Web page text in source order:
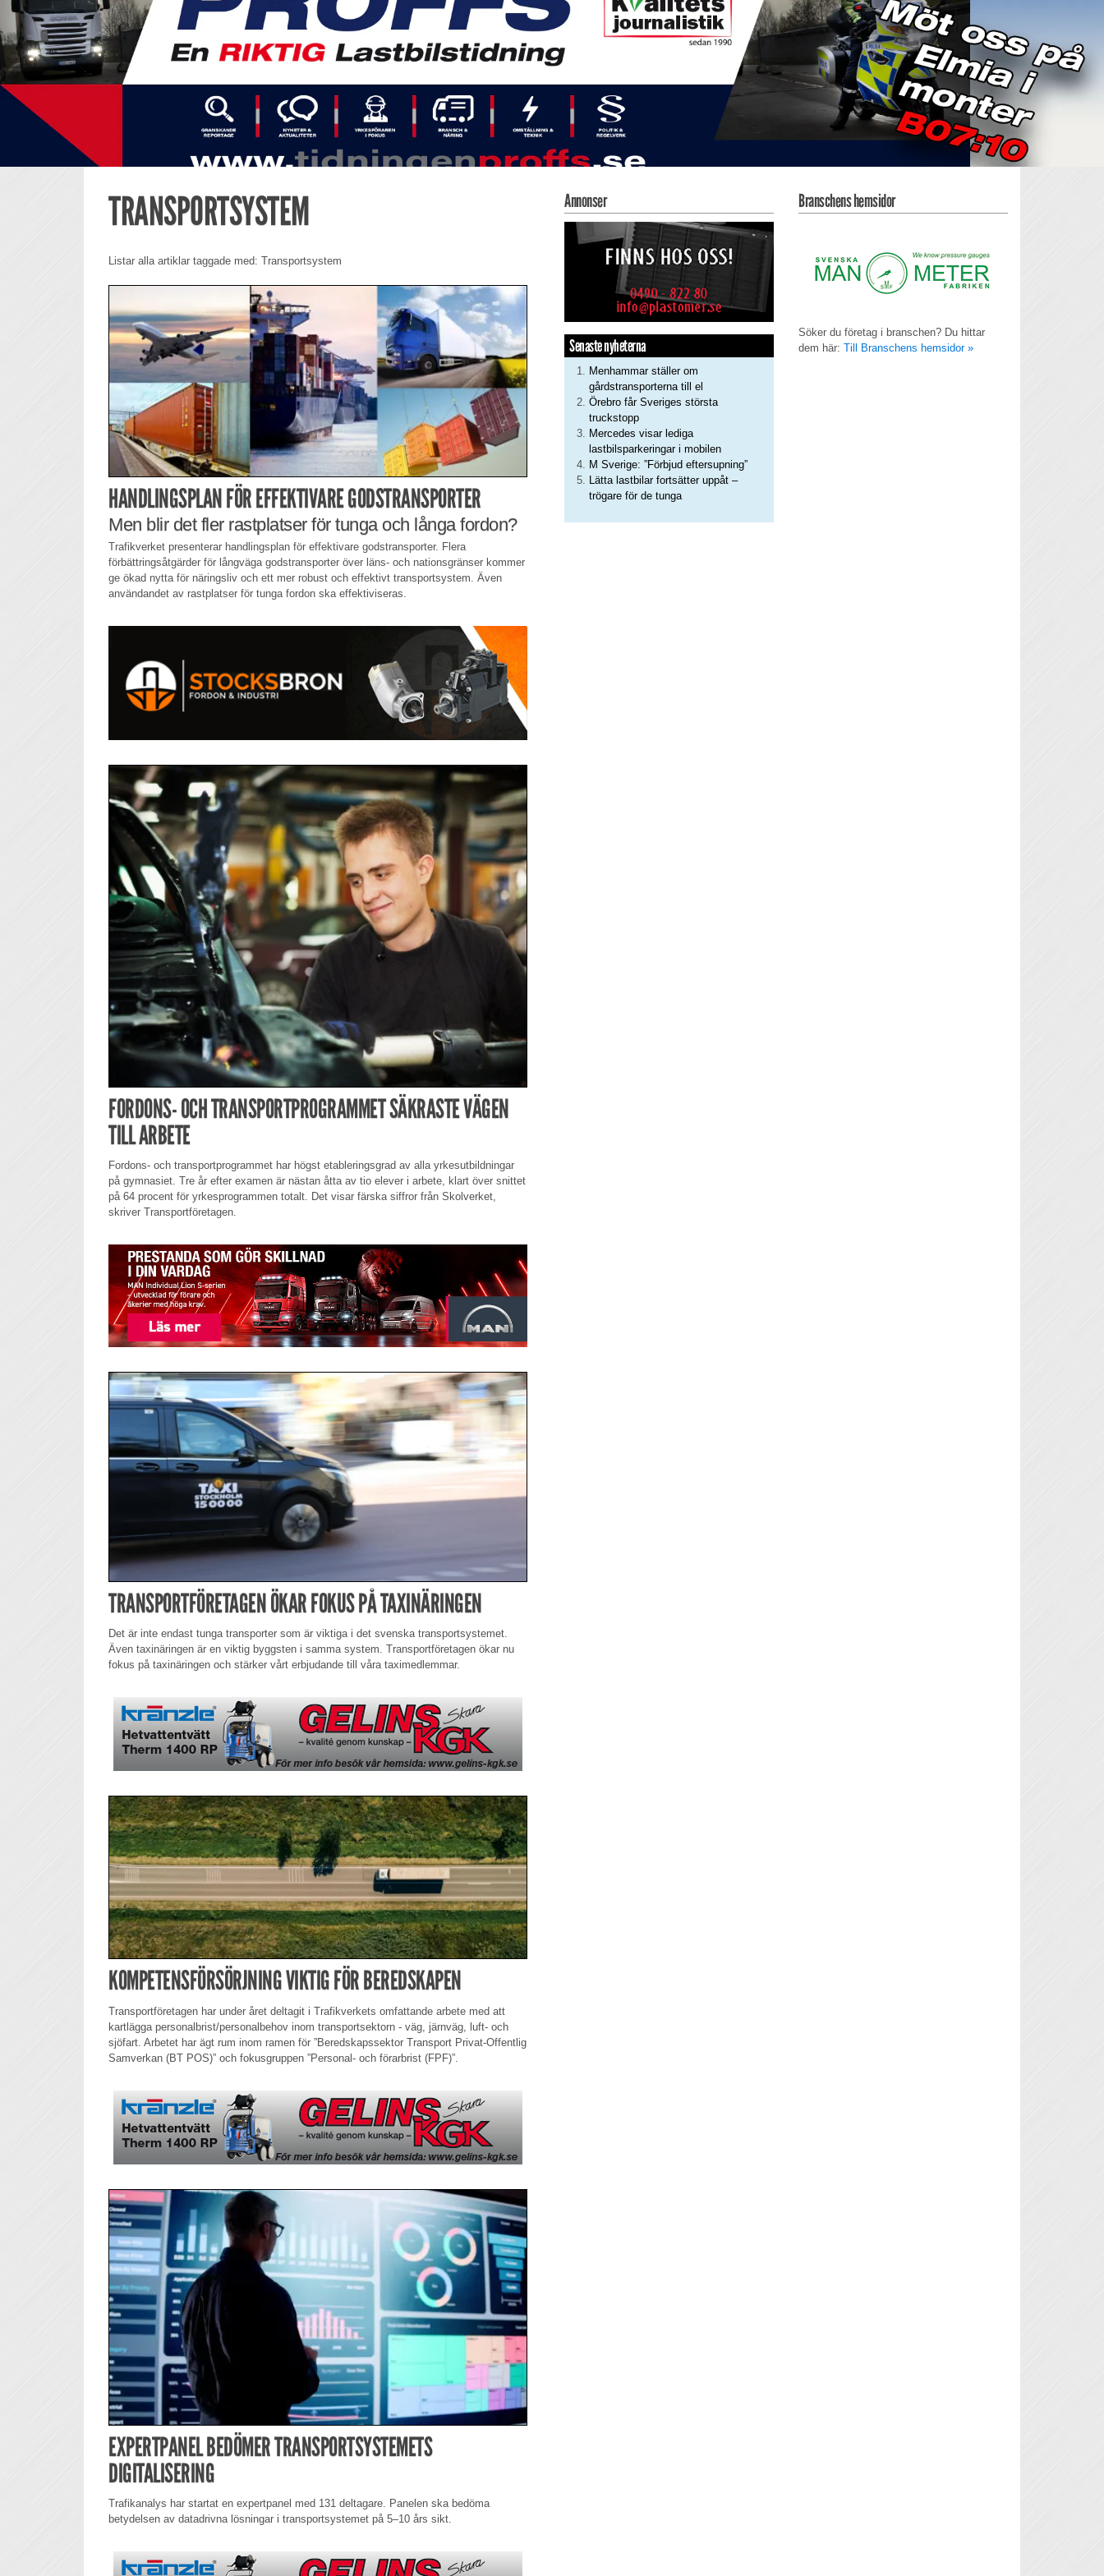
TRANSPORTSYSTEM
Listar alla artiklar taggade med: Transportsystem
HANDLINGSPLAN FÖR EFFEKTIVARE GODSTRANSPORTER
Men blir det fler rastplatser för tunga och långa fordon?
Trafikverket presenterar handlingsplan för effektivare godstransporter. Flera
förbättringsåtgärder för långväga godstransporter över läns- och nationsgränser kommer
ge ökad nytta för näringsliv och ett mer robust och effektivt transportsystem. Även
användandet av rastplatser för tunga fordon ska effektiviseras.
FORDONS- OCH TRANSPORTPROGRAMMET SÄKRASTE VÄGEN
TILL ARBETE
Fordons- och transportprogrammet har högst etableringsgrad av alla yrkesutbildningar
på gymnasiet. Tre år efter examen är nästan åtta av tio elever i arbete, klart över snittet
på 64 procent för yrkesprogrammen totalt. Det visar färska siffror från Skolverket,
skriver Transportföretagen.
TRANSPORTFÖRETAGEN ÖKAR FOKUS PÅ TAXINÄRINGEN
Det är inte endast tunga transporter som är viktiga i det svenska transportsystemet.
Även taxinäringen är en viktig byggsten i samma system. Transportföretagen ökar nu
fokus på taxinäringen och stärker vårt erbjudande till våra taximedlemmar.
KOMPETENSFÖRSÖRJNING VIKTIG FÖR BEREDSKAPEN
Transportföretagen har under året deltagit i Trafikverkets omfattande arbete med att
kartlägga personalbrist/personalbehov inom transportsektorn - väg, järnväg, luft- och
sjöfart. Arbetet har ägt rum inom ramen för ”Beredskapssektor Transport Privat-Offentlig
Samverkan (BT POS)” och fokusgruppen ”Personal- och förarbrist (FPF)”.
EXPERTPANEL BEDÖMER TRANSPORTSYSTEMETS
DIGITALISERING
Trafikanalys har startat en expertpanel med 131 deltagare. Panelen ska bedöma
betydelsen av datadrivna lösningar i transportsystemet på 5–10 års sikt.
Annonser
Senaste nyheterna
Menhammar ställer om
gårdstransporterna till el
Örebro får Sveriges största
truckstopp
Mercedes visar lediga
lastbilsparkeringar i mobilen
M Sverige: ”Förbjud eftersupning”
Lätta lastbilar fortsätter uppåt –
trögare för de tunga
Branschens hemsidor
Söker du företag i branschen? Du hittar
dem här: Till Branschens hemsidor »